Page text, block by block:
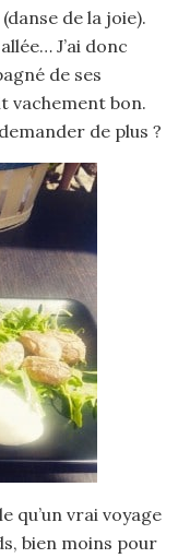
de la joie).
J’ai donc
de ses
vachement bon.
de plus ?
qu’un vrai voyage
bien moins pour